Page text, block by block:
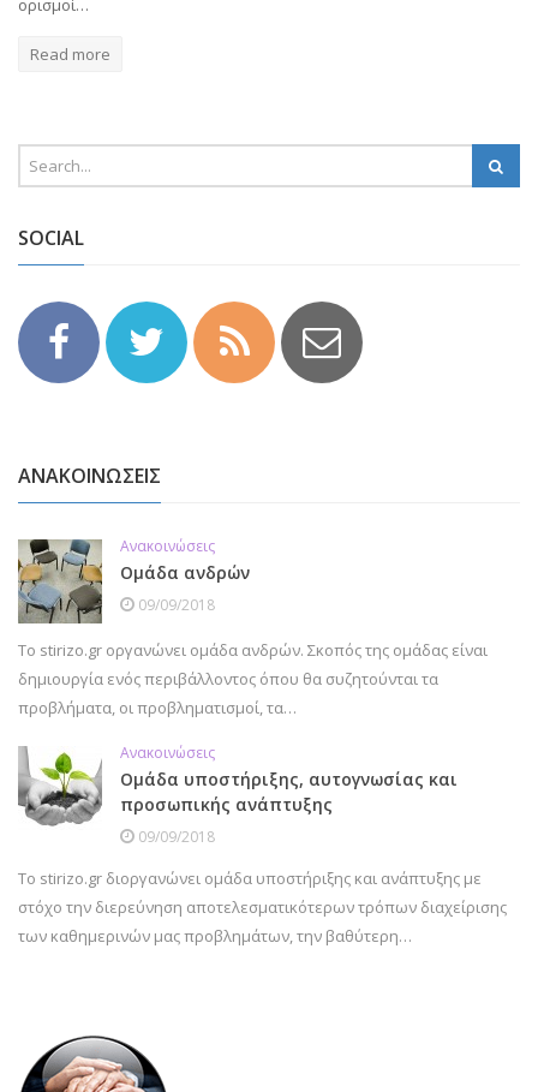
ορισμοί…
Read more
SOCIAL
ΑΝΑΚΟΙΝΩΣΕΙΣ
Ανακοινώσεις
Ομάδα ανδρών
09/09/2018
Το stirizo.gr οργανώνει ομάδα ανδρών. Σκοπός της ομάδας είναι
δημιουργία ενός περιβάλλοντος όπου θα συζητούνται τα
προβλήματα, οι προβληματισμοί, τα…
Ανακοινώσεις
Ομάδα υποστήριξης, αυτογνωσίας και
προσωπικής ανάπτυξης
09/09/2018
Το stirizo.gr διοργανώνει ομάδα υποστήριξης και ανάπτυξης με
στόχο την διερεύνηση αποτελεσματικότερων τρόπων διαχείρισης
των καθημερινών μας προβλημάτων, την βαθύτερη…